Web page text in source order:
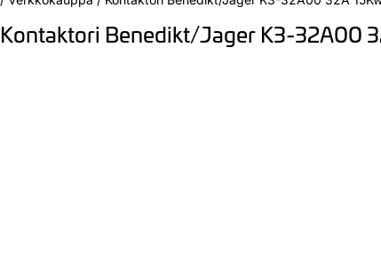
Kontaktori Benedikt/Jager K3-32A00